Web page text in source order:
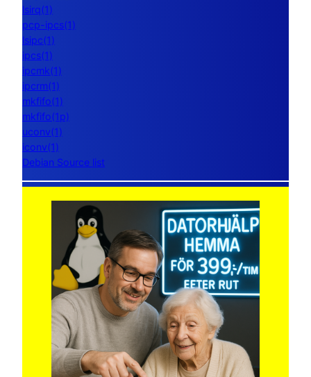
lsirq(1)
pcp-ipcs(1)
lsipc(1)
ipcs(1)
ipcmk(1)
ipcrm(1)
mkfifo(1)
mkfifo(1p)
uconv(1)
iconv(1)
Debian Source list